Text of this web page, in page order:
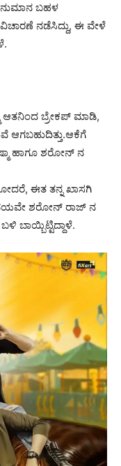
ಬಹಳ
ನಡೆಸಿದ್ದು, ಈ ವೇಳೆ
ಆತನಿಂದ ಬ್ರೇಕಪ್ ಮಾಡಿ,
ಆಗಬಹುದಿತ್ತು.ಆಕೆಗೆ
ಹಾಗೂ ಶರೋನ್ ನ
ಈತ ತನ್ನ ಖಾಸಗಿ
ಭಯವೇ ಶರೋನ್ ರಾಜ್ ನ
ಬಾಯ್ಬಿಟ್ಟಿದ್ದಾಳೆ.